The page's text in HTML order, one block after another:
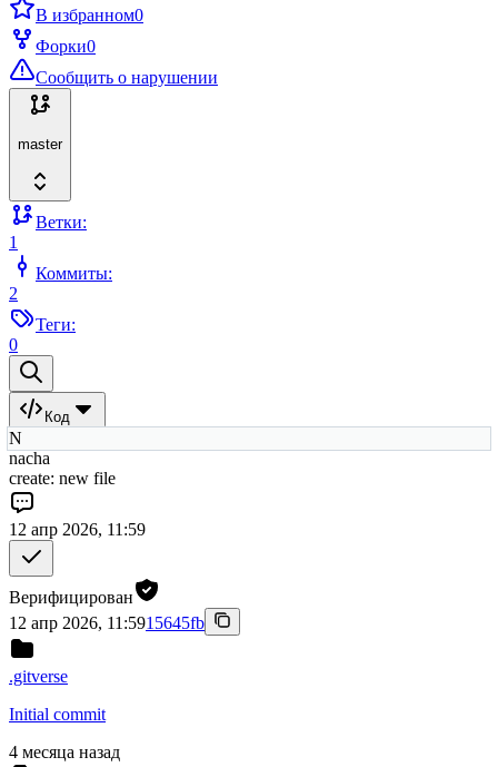
В избранном0
Форки0
Сообщить о нарушении
master
Ветки:
1
Коммиты:
2
Теги:
0
Код
N
nacha
create: new file
12 апр 2026, 11:59
Верифицирован
12 апр 2026, 11:5915645fb
.gitverse
Initial commit
4 месяца назад